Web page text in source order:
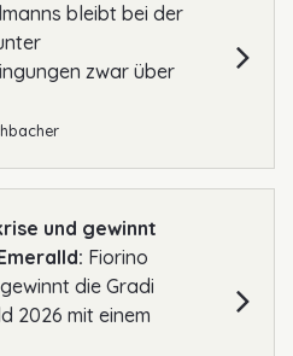
bleibt bei der
zwar über
und gewinnt
Fiorino
die Gradi
2026 mit einem